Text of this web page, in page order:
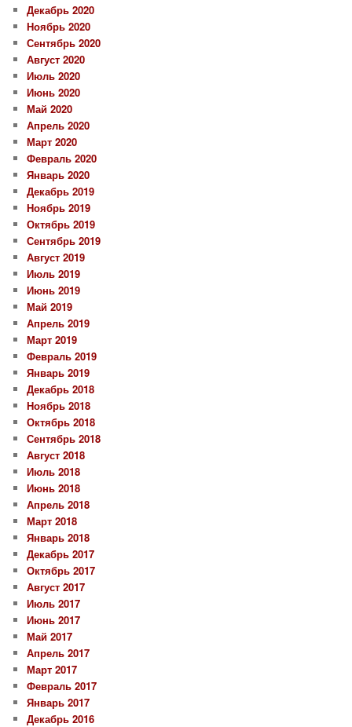
Декабрь 2020
Ноябрь 2020
Сентябрь 2020
Август 2020
Июль 2020
Июнь 2020
Май 2020
Апрель 2020
Март 2020
Февраль 2020
Январь 2020
Декабрь 2019
Ноябрь 2019
Октябрь 2019
Сентябрь 2019
Август 2019
Июль 2019
Июнь 2019
Май 2019
Апрель 2019
Март 2019
Февраль 2019
Январь 2019
Декабрь 2018
Ноябрь 2018
Октябрь 2018
Сентябрь 2018
Август 2018
Июль 2018
Июнь 2018
Апрель 2018
Март 2018
Январь 2018
Декабрь 2017
Октябрь 2017
Август 2017
Июль 2017
Июнь 2017
Май 2017
Апрель 2017
Март 2017
Февраль 2017
Январь 2017
Декабрь 2016